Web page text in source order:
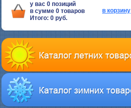
у вас 0 позиций
в сумме 0 товаров
Итого: 0 руб.
в корзину